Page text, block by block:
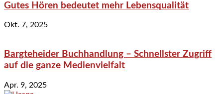
Gutes Hören bedeutet mehr Lebensqualität
Okt. 7, 2025
Bargteheider Buchhandlung – Schnellster Zugriff
auf die ganze Medienvielfalt
Apr. 9, 2025